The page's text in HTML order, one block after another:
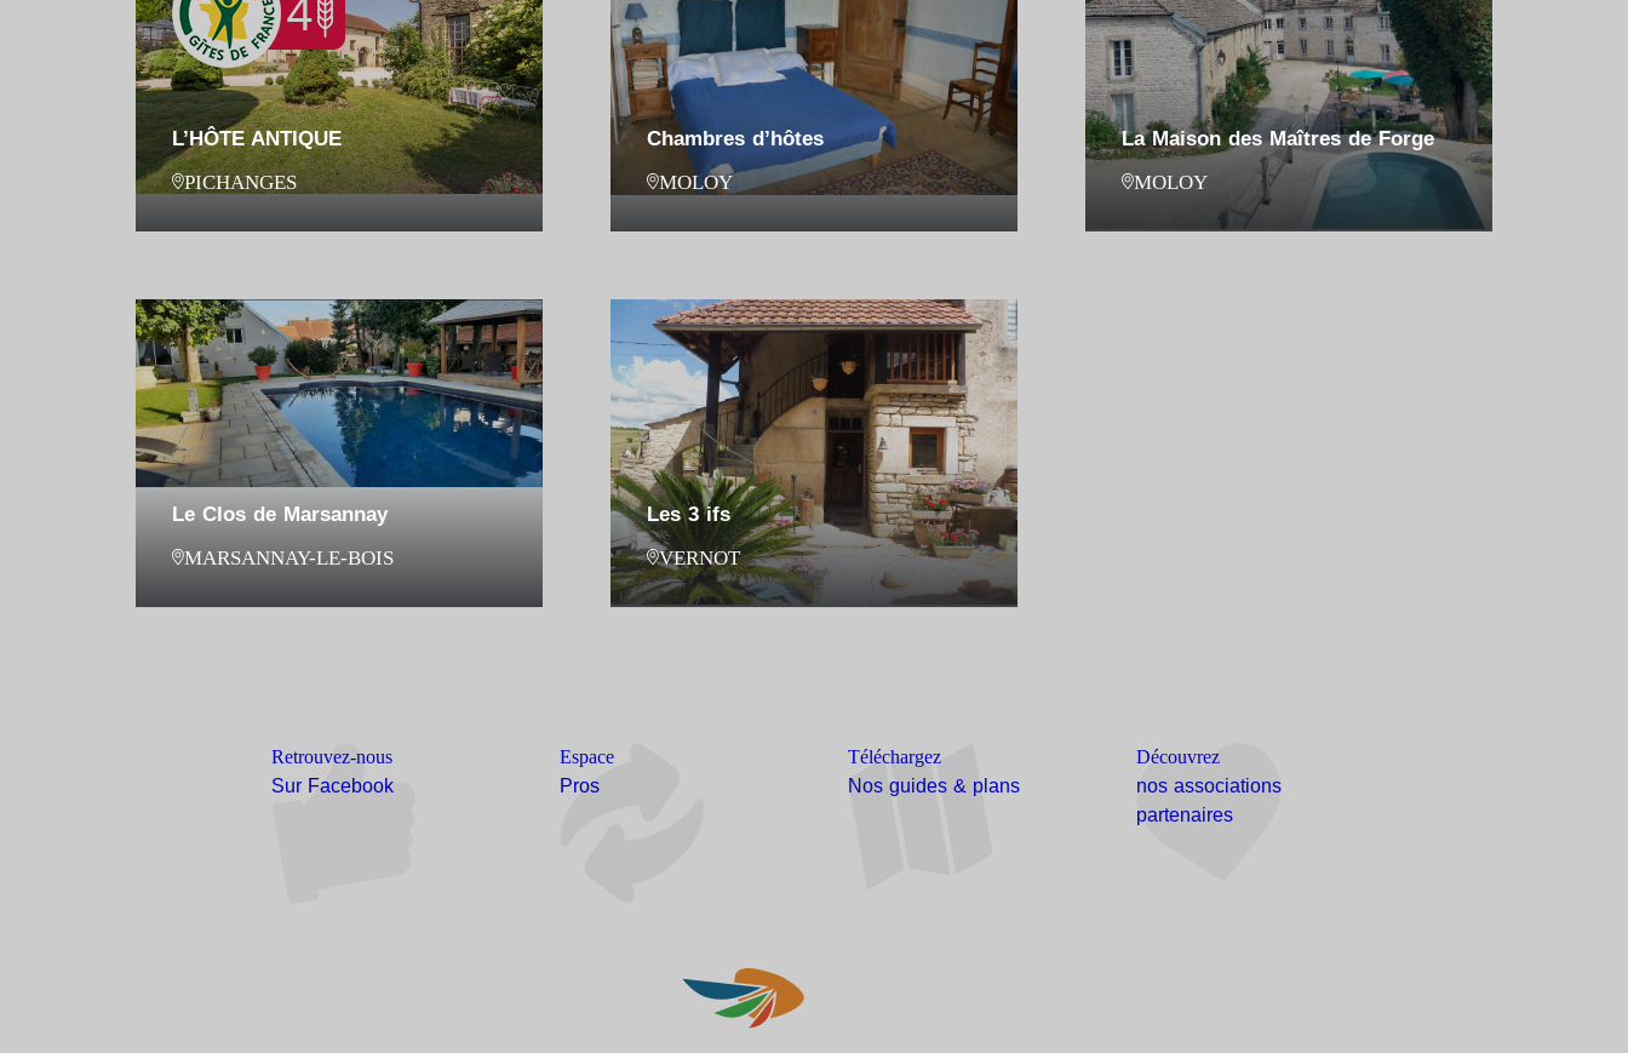
L’HÔTE ANTIQUE
PICHANGES
Chambres d’hôtes
MOLOY
La Maison des Maîtres de Forge
MOLOY
Le Clos de Marsannay
MARSANNAY-LE-BOIS
Les 3 ifs
VERNOT
Retrouvez-nous
Sur Facebook
Espace
Pros
Téléchargez
Nos guides & plans
Découvrez
nos associations
partenaires